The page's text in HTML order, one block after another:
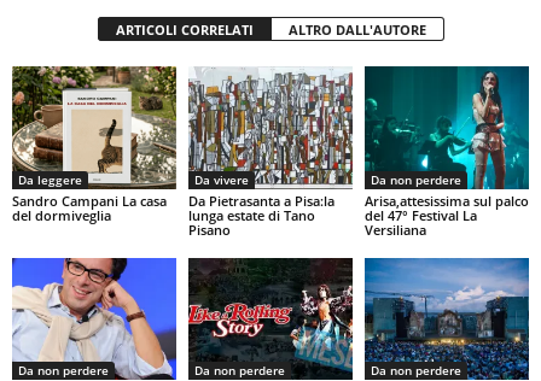
ARTICOLI CORRELATI ALTRO DALL'AUTORE
Da leggere
Sandro Campani La casa
del dormiveglia
Da vivere
Da Pietrasanta a Pisa:la
lunga estate di Tano
Pisano
Da non perdere
Arisa,attesissima sul palco
del 47° Festival La
Versiliana
Da non perdere Da non perdere Da non perdere